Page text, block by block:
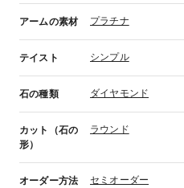
アームの素材 プラチナ
テイスト シンプル
石の種類 ダイヤモンド
カット（石の
形）
ラウンド
オーダー方法 セミオーダー